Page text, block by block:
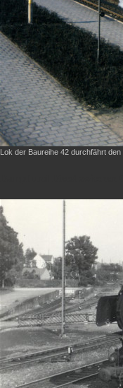
Lok der Baureihe 42 durchfährt